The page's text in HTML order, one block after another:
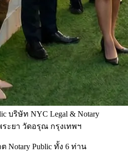
บริษัท NYC Legal & Notary
ระยา วัดอรุณ กรุงเทพฯ
Notary Public ทั้ง 6 ท่าน